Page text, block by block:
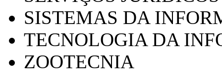
SISTEMAS DA
TECNOLOGIA DA
ZOOTECNIA